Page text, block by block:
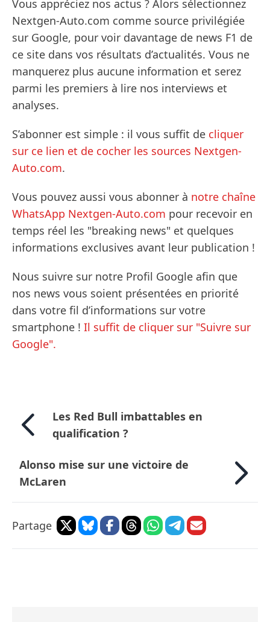
Vous appréciez nos actus ? Alors sélectionnez
Nextgen-Auto.com comme source privilégiée
sur Google, pour voir davantage de news F1 de
ce site dans vos résultats d’actualités. Vous ne
manquerez plus aucune information et serez
parmi les premiers à lire nos interviews et
analyses.
S’abonner est simple : il vous suffit de cliquer
sur ce lien et de cocher les sources Nextgen-
Auto.com.
Vous pouvez aussi vous abonner à notre chaîne
WhatsApp Nextgen-Auto.com pour recevoir en
temps réel les "breaking news" et quelques
informations exclusives avant leur publication !
Nous suivre sur notre Profil Google afin que
nos news vous soient présentées en priorité
dans votre fil d’informations sur votre
smartphone ! Il suffit de cliquer sur "Suivre sur
Google".
Les Red Bull imbattables en
qualification ?
Alonso mise sur une victoire de
McLaren
Partage